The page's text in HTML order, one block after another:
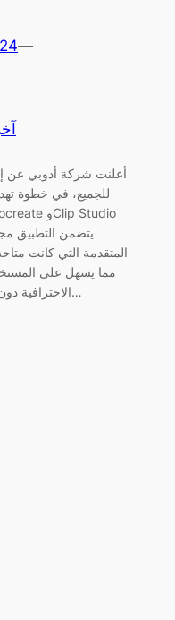
—
أعلنت شركة أدوبي عن
للجميع، في خطوة
المتقدمة التي كانت
مما يسهل على
الاحترافية دون تكاليف إضافية. يهدف هذا القرار…